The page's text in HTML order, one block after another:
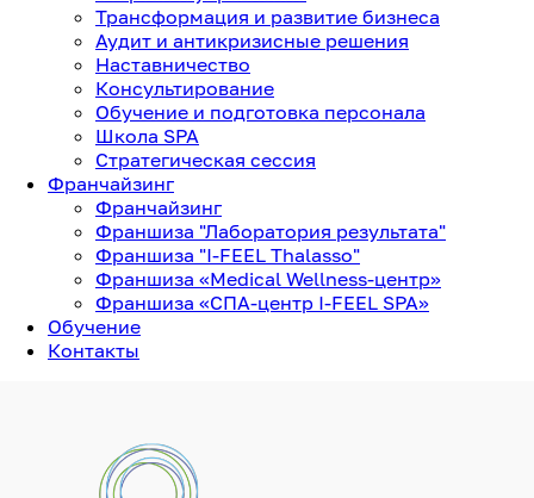
Трансформация и развитие бизнеса
Аудит и антикризисные решения
Наставничество
Консультирование
Обучение и подготовка персонала
Школа SPA
Стратегическая сессия
Франчайзинг
Франчайзинг
Франшиза "Лаборатория результата"
Франшиза "I-FEEL Thalasso"
Франшиза «Medical Wellness-центр»
Франшиза «СПА-центр I-FEEL SPA»
Обучение
Контакты